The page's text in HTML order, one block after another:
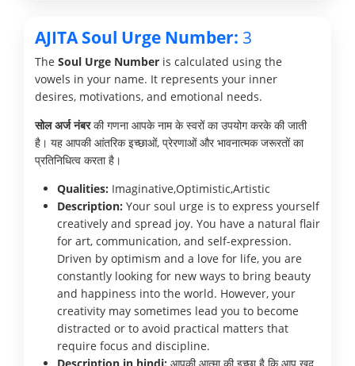
AJITA Soul Urge Number: 3
The Soul Urge Number is calculated using the
vowels in your name. It represents your inner
desires, motivations, and emotional needs.
सोल अर्ज नंबरकी गणना आपके नाम के स्वरों का उपयोग करके की जाती
है। यह आपकी आंतरिक इच्छाओं, प्रेरणाओं और भावनात्मक जरूरतों का
प्रतिनिधित्व करता है।
Qualities: Imaginative,Optimistic,Artistic
Description: Your soul urge is to express yourself
creatively and spread joy. You have a natural flair
for art, communication, and self-expression.
Driven by optimism and a love for life, you are
constantly looking for new ways to bring beauty
and happiness into the world. However, your
creativity may sometimes lead you to become
distracted or to avoid practical matters that
require focus and discipline.